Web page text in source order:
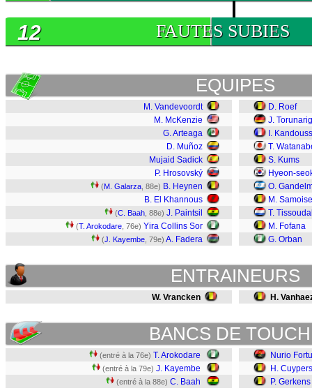
FAUTES SUBIES
12
EQUIPES
M. Vandevoordt
M. McKenzie
G. Arteaga
D. Muñoz
Mujaid Sadick
P. Hrosovský
(M. Galarza , 88e) B. Heynen
B. El Khannous
(C. Baah , 88e) J. Paintsil
(T. Arokodare , 76e) Yira Collins Sor
(J. Kayembe , 79e) A. Fadera
D. Roef
J.
I. Kandouss
T.
S. Kums
Hyeon-
O.
M. Samoise
T.
M. Fofana
G. Orban
ENTRAINEURS
W. Vrancken H.
BANCS DE
(entré à la 76e) T. Arokodare
(entré à la 79e) J. Kayembe
(entré à la 88e) C. Baah
Nurio
H. Cuypers
P. Gerkens